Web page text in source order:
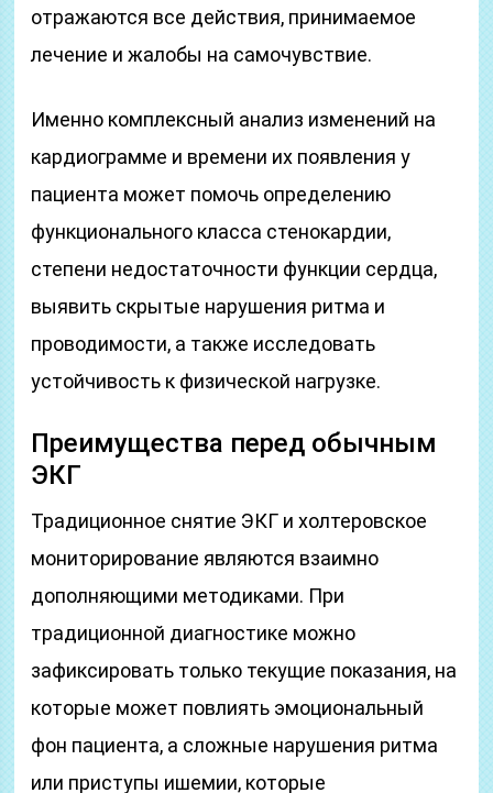
отражаются все действия, принимаемое
лечение и жалобы на самочувствие.
Именно комплексный анализ изменений на
кардиограмме и времени их появления у
пациента может помочь определению
функционального класса стенокардии,
степени недостаточности функции сердца,
выявить скрытые нарушения ритма и
проводимости, а также исследовать
устойчивость к физической нагрузке.
Преимущества перед обычным
ЭКГ
Традиционное снятие ЭКГ и холтеровское
мониторирование являются взаимно
дополняющими методиками. При
традиционной диагностике можно
зафиксировать только текущие показания, на
которые может повлиять эмоциональный
фон пациента, а сложные нарушения ритма
или приступы ишемии, которые